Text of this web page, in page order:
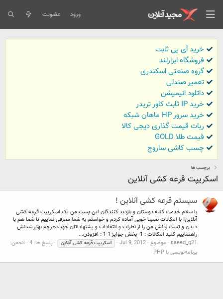
ورود عضویت
خرید آی پی ثابت
فروشگاه ابزارلند
گروه صنعتی اسکندری
تعمیر صندلی
داتلود انیمیشن
خرید IP ثابت کاور تریدر
خرید سرور HP ماهان شبکه
ربات قیمت گذاری دیجی کالا
قیمت طلا GOLD
چسب کاشی ساروج
برچسب ها
اسکریپت قرعه کشی آنلاین
سیستم قرعه کشی آنلاین !
با سلام خدمت کلیه دوستان و بازدید کنندگان این پست من یک اسکریپت قرعه کشی
آنلاین! با امکانات نسبتا خوبی آماده کردم و خواستم به شما معرفی نماییم تا شما هم با
دیدن و تست زدنش من را از نظرات و انتقادات و پشنهاداتان جهت هرچه بهتر شدنش
راهنماییم کنید امکانات : 1- بخش جوایز 1-1 : افزودن...
saeed_g21 موضوع Jul 9, 2012 اسکریپت قرعه کشی آنلاین پاسخ ها: 4
انجمن:
برنامه‌نویسی با PHP